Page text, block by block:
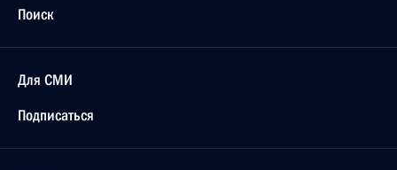
Поиск
Для СМИ
Подписаться